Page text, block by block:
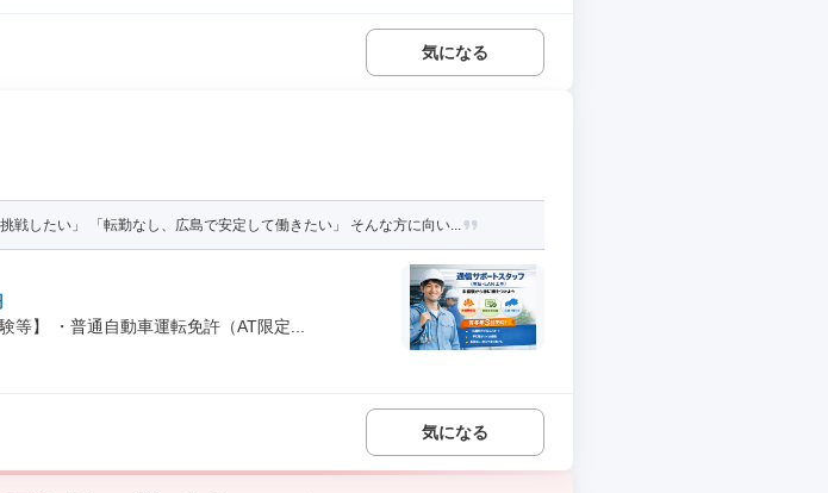
気になる
戦したい」 「転勤なし、広島で安定して働きたい」 そんな方に向い...
等】 ・普通自動車運転免許（AT限定...
気になる